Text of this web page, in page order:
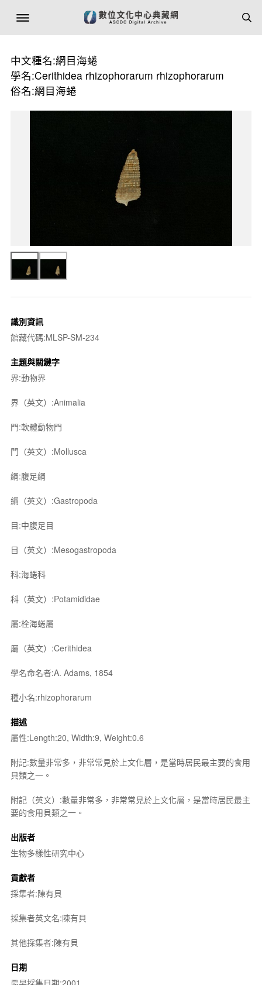
中文種名:網目海蜷
學名:Cerithidea rhizophorarum rhizophorarum
俗名:網目海蜷
識別資訊
館藏代碼:MLSP-SM-234
主題與關鍵字
界:動物界
界（英文）:Animalia
門:軟體動物門
門（英文）:Mollusca
綱:腹足綱
綱（英文）:Gastropoda
目:中腹足目
目（英文）:Mesogastropoda
科:海蜷科
科（英文）:Potamididae
屬:栓海蜷屬
屬（英文）:Cerithidea
學名命名者:A. Adams, 1854
種小名:rhizophorarum
描述
屬性:Length:20, Width:9, Weight:0.6
附記:數量非常多，非常常見於上文化層，是當時居民最主要的食用
貝類之一。
附記（英文）:數量非常多，非常常見於上文化層，是當時居民最主
要的食用貝類之一。
出版者
生物多樣性研究中心
貢獻者
採集者:陳有貝
採集者英文名:陳有貝
其他採集者:陳有貝
日期
最早採集日期:2001